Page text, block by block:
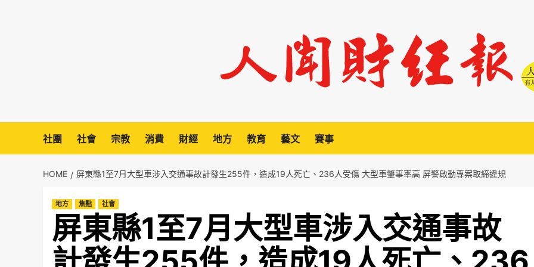
社團 社會 宗教 消費 財經 地方 教育 藝文 賽事
HOME 屏東縣1至7月大型車涉入交通事故計發生255件，造成19人死亡、236人受傷 大型車肇事率高 屏警啟動專案取締違規
地方 焦點 社會
屏東縣1至7月大型車涉入交通事故